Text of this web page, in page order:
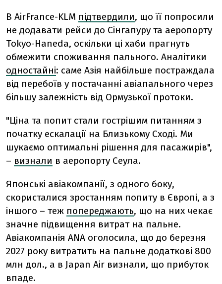
В AirFrance-KLM підтвердили, що її попросили
не додавати рейси до Сінгапуру та аеропорту
Tokyo-Haneda, оскільки ці хаби прагнуть
обмежити споживання пального. Аналітики
одностайні: саме Азія найбільше постраждала
від перебоїв у постачанні авіапального через
більшу залежність від Ормузької протоки.
"Ціна та попит стали гострішим питанням з
початку ескалації на Близькому Сході. Ми
шукаємо оптимальні рішення для пасажирів",
– визнали в аеропорту Сеула.
Японські авіакомпанії, з одного боку,
скористалися зростанням попиту в Європі, а з
іншого – теж попереджають, що на них чекає
значне підвищення витрат на пальне.
Авіакомпанія ANA оголосила, що до березня
2027 року витратить на пальне додаткові 800
млн дол., а в Japan Air визнали, що прибуток
впаде.